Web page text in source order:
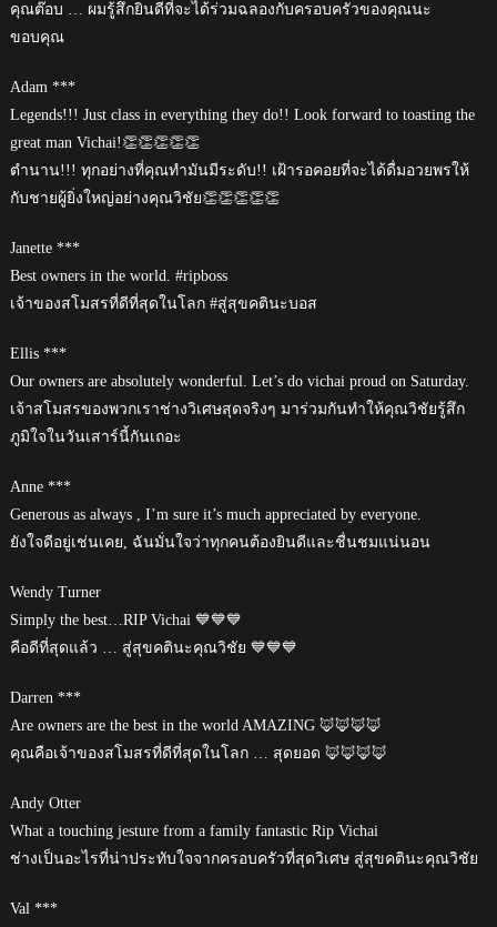
คุณต๊อบ … ผมรู้สึกยินดีที่จะได้ร่วมฉลองกับครอบครัวของคุณนะ
ขอบคุณ
Adam ***
Legends!!! Just class in everything they do!! Look forward to toasting the
great man Vichai!👏👏👏👏👏
ตำนาน!!! ทุกอย่างที่คุณทำมันมีระดับ!! เฝ้ารอคอยที่จะได้ดื่มอวยพรให้
กับชายผู้ยิ่งใหญ่อย่างคุณวิชัย👏👏👏👏👏
Janette ***
Best owners in the world. #ripboss
เจ้าของสโมสรที่ดีที่สุดในโลก #สู่สุขคตินะบอส
Ellis ***
Our owners are absolutely wonderful. Let’s do vichai proud on Saturday.
เจ้าสโมสรของพวกเราช่างวิเศษสุดจริงๆ มาร่วมกันทำให้คุณวิชัยรู้สึก
ภูมิใจในวันเสาร์นี้กันเถอะ
Anne ***
Generous as always , I’m sure it’s much appreciated by everyone.
ยังใจดีอยู่เช่นเคย, ฉันมั่นใจว่าทุกคนต้องยินดีและชื่นชมแน่นอน
Wendy Turner
Simply the best…RIP Vichai 💙💙💙
คือดีที่สุดแล้ว … สู่สุขคตินะคุณวิชัย 💙💙💙
Darren ***
Are owners are the best in the world AMAZING 🦊🦊🦊🦊
คุณคือเจ้าของสโมสรที่ดีที่สุดในโลก … สุดยอด 🦊🦊🦊🦊
Andy Otter
What a touching jesture from a family fantastic Rip Vichai
ช่างเป็นอะไรที่น่าประทับใจจากครอบครัวที่สุดวิเศษ สู่สุขคตินะคุณวิชัย
Val ***